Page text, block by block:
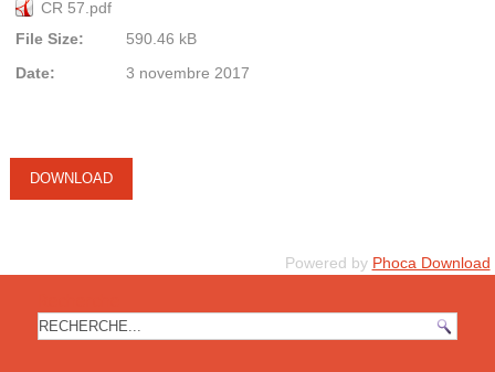
CR 57.pdf
File Size:
590.46 kB
Date:
3 novembre 2017
Powered by Phoca Download